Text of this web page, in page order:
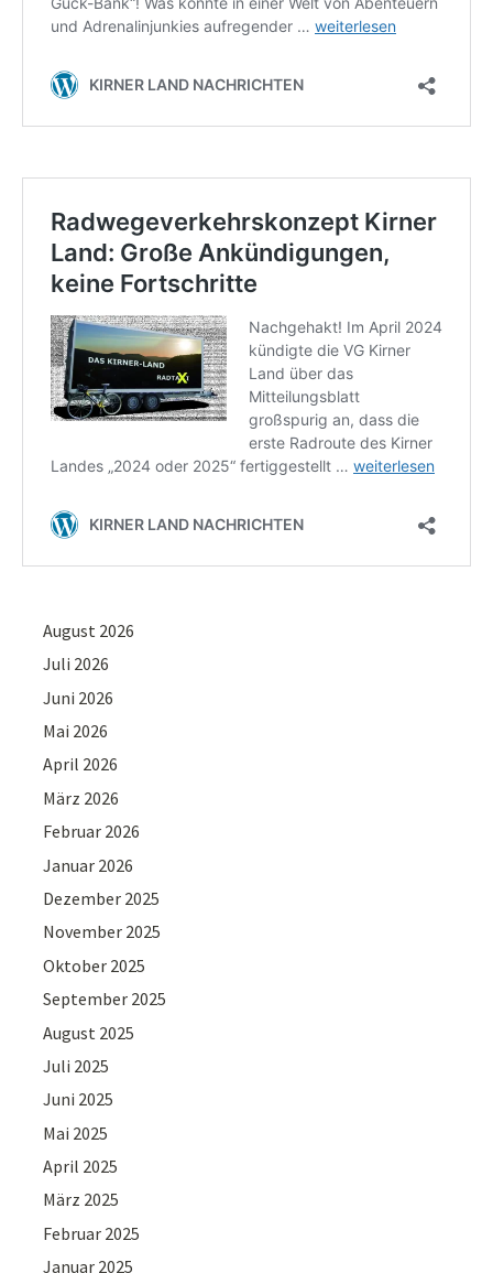
August 2026
Juli 2026
Juni 2026
Mai 2026
April 2026
März 2026
Februar 2026
Januar 2026
Dezember 2025
November 2025
Oktober 2025
September 2025
August 2025
Juli 2025
Juni 2025
Mai 2025
April 2025
März 2025
Februar 2025
Januar 2025